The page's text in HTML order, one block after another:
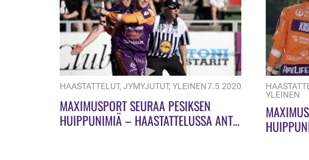
HAASTATTELUT, JYMYJUTUT, YLEINEN7.5.2020
MAXIMUSPORT SEURAA PESIKSEN
HUIPPUNIMIÄ – HAASTATTELUSSA ANTTI
YLEINEN